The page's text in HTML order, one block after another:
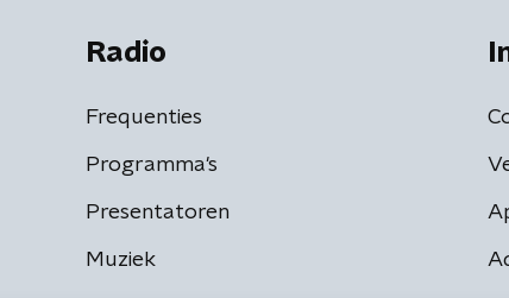
Radio
Frequenties
Programma's
Presentatoren
Muziek